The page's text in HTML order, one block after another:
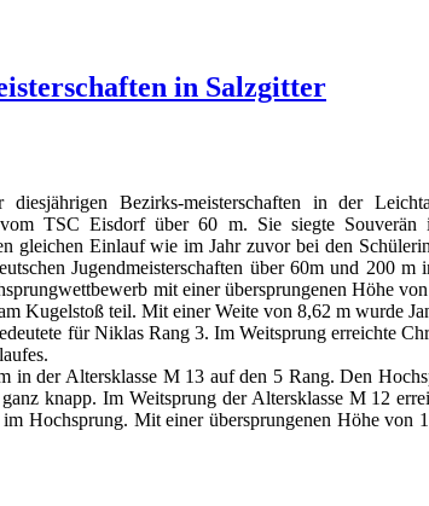
in Salzgitter
Bezirks-meisterschaften in der
TSC Eisdorf über 60 m. Sie siegte
Einlauf wie im Jahr zuvor bei den
Jugendmeisterschaften über 60m und 200 m
mit einer übersprungenen Höhe
Kugelstoß teil. Mit einer Weite von 8,62 m wurde
für Niklas Rang 3. Im Weitsprung erreichte
in derAltersklasse M 13 auf den 5 Rang. Den
knapp. Im Weitsprung der Altersklasse M 12
Hochsprung. Mit einer übersprungenen Höhe von